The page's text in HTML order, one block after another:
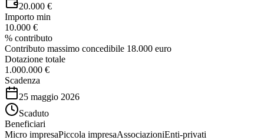
20.000 €
Importo min
10.000 €
% contributo
Contributo massimo concedibile 18.000 euro
Dotazione totale
1.000.000 €
Scadenza
25 maggio 2026
Scaduto
Beneficiari
Micro impresaPiccola impresaAssociazioniEnti-privati